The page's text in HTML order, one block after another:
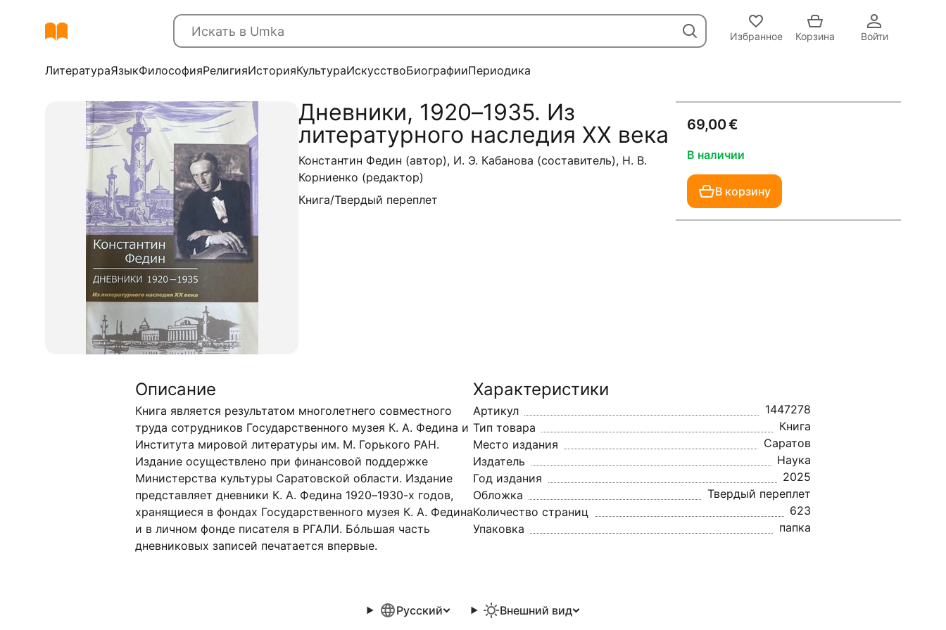
Избранное Корзина Войти
ЛитератураЯзыкФилософияРелигияИсторияКультураИскусствоБиографииПериодика
Дневники, 1920–1935. Из
литературного наследия XX века
Константин Федин (автор), И. Э. Кабанова (составитель), Н. В.
Корниенко (редактор)
Книга/Твердый переплет
69,00 €
В наличии
В корзину
Описание
Книга является результатом многолетнего совместного
труда сотрудников Государственного музея К. А. Федина и
Института мировой литературы им. М. Горького РАН.
Издание осуществлено при финансовой поддержке
Министерства культуры Саратовской области. Издание
представляет дневники К. А. Федина 1920–1930-х годов,
хранящиеся в фондах Государственного музея К. А. Федина
и в личном фонде писателя в РГАЛИ. Бóльшая часть
дневниковых записей печатается впервые.
Характеристики
Артикул
1447278
Тип товара
Книга
Место издания
Саратов
Издатель
Наука
Год издания
2025
Обложка
Твердый переплет
Количество страниц
623
Упаковка
папка
Русский Внешний вид